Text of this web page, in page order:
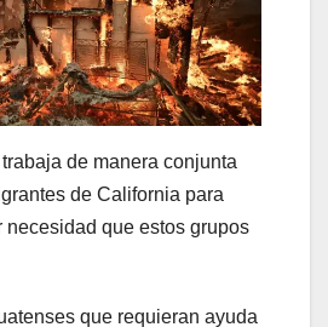
de manera conjunta
de California para
necesidad que estos grupos
que requieran ayuda